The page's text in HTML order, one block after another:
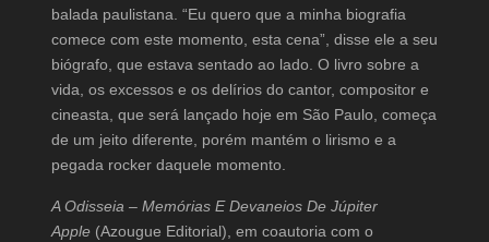
balada paulistana. “Eu quero que a minha biografia
comece com este momento, esta cena”, disse ele a seu
biógrafo, que estava sentado ao lado. O livro sobre a
vida, os excessos e os delírios do cantor, compositor e
cineasta, que será lançado hoje em São Paulo, começa
de um jeito diferente, porém mantém o lirismo e a
pegada rocker daquele momento.
A Odisseia – Memórias E Devaneios De Júpiter
Apple (Azougue Editorial), em coautoria com o